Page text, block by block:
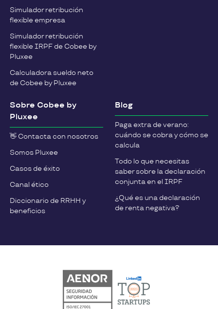
Simulador retribución
flexible empresa
Simulador retribución
flexible IRPF de Cobee by
Pluxee
Calculadora sueldo neto
de Cobee by Pluxee
Sobre Cobee by
Pluxee
👋 Contacta con nosotros
Somos Pluxee
Casos de éxito
Canal ético
Diccionario de RRHH y
beneficios
Blog
Paga extra de verano:
cuándo se cobra y cómo se
calcula
Todo lo que necesitas
saber sobre la declaración
conjunta en el IRPF
¿Qué es una declaración
de renta negativa?